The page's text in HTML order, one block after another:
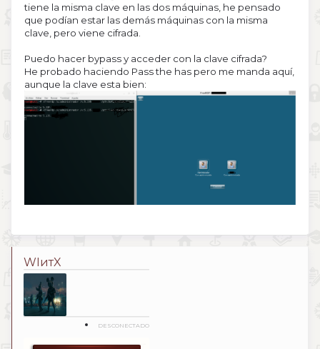
tiene la misma clave en las dos máquinas, he pensado
que podían estar las demás máquinas con la misma
clave, pero viene cifrada.
Puedo hacer bypass y acceder con la clave cifrada?
He probado haciendo Pass the has pero me manda aquí,
aunque la clave esta bien:
WIитX
DESCONECTADO